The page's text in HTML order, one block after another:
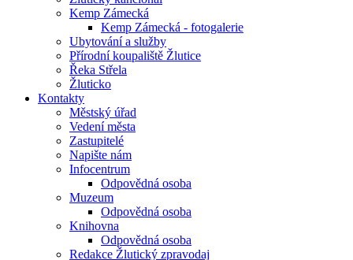
Kemp Zámecká
Kemp Zámecká - fotogalerie
Ubytování a služby
Přírodní koupaliště Žlutice
Řeka Střela
Žluticko
Kontakty
Městský úřad
Vedení města
Zastupitelé
Napište nám
Infocentrum
Odpovědná osoba
Muzeum
Odpovědná osoba
Knihovna
Odpovědná osoba
Redakce Žlutický zpravodaj